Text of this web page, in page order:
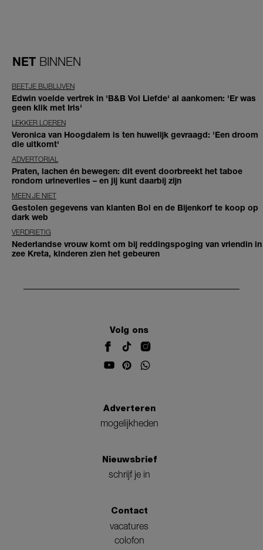
NET BINNEN
BEETJE BIJBLIJVEN
Edwin voelde vertrek in 'B&B Vol Liefde' al aankomen: 'Er was
geen klik met Iris'
LEKKER LOEREN
Veronica van Hoogdalem is ten huwelijk gevraagd: 'Een droom
die uitkomt'
ADVERTORIAL
Praten, lachen én bewegen: dit event doorbreekt het taboe
rondom urineverlies – en jij kunt daarbij zijn
MEEN JE NIET
Gestolen gegevens van klanten Bol en de Bijenkorf te koop op
dark web
VERDRIETIG
Nederlandse vrouw komt om bij reddingspoging van vriendin in
zee Kreta, kinderen zien het gebeuren
Volg ons
Adverteren
mogelijkheden
Nieuwsbrief
schrijf je in
Contact
vacatures
colofon